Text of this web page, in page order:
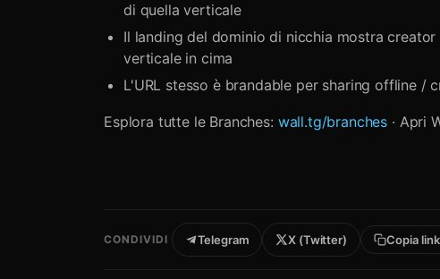
di quella verticale
Il landing del dominio di nicchia mostra
verticale in cima
L'URL stesso è brandable per sharing offline /
Esplora tutte le Branches: wall.tg/branches · Apri
CONDIVIDI Telegram X (Twitter) Copia link